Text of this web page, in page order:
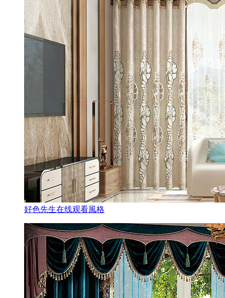
好色先生在线观看風格